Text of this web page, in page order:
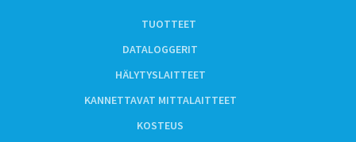
TUOTTEET
DATALOGGERIT
HÄLYTYSLAITTEET
KANNETTAVAT MITTALAITTEET
KOSTEUS